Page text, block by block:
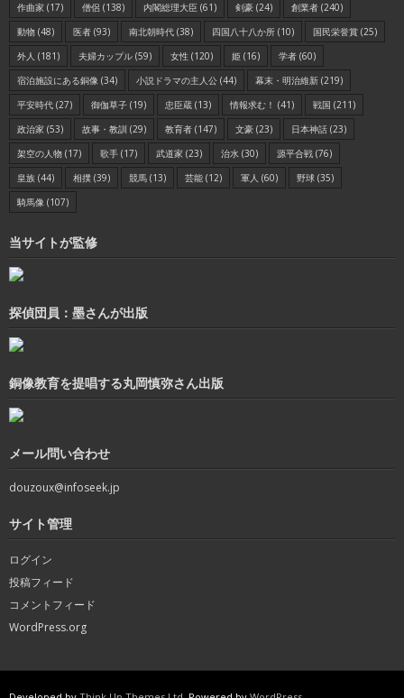
作曲家 (17) 僧侶 (138) 内閣総理大臣 (61) 剣豪 (24) 創業者 (240)
動物 (48) 医者 (93) 南北朝時代 (38) 四国八十八か所 (10) 国民栄誉賞 (25)
外人 (181) 夫婦カップル (59) 女性 (120) 姫 (16) 学者 (60)
宿泊施設にある銅像 (34) 小説ドラマの主人公 (44) 幕末・明治維新 (219)
平安時代 (27) 御伽草子 (19) 忠臣蔵 (13) 情報求む！ (41) 戦国 (211)
政治家 (53) 故事・教訓 (29) 教育者 (147) 文豪 (23) 日本神話 (23)
架空の人物 (17) 歌手 (17) 武道家 (23) 治水 (30) 源平合戦 (76)
皇族 (44) 相撲 (39) 競馬 (13) 芸能 (12) 軍人 (60) 野球 (35)
騎馬像 (107)
当サイトが監修
探偵団員：墨さんが出版
銅像教育を提唱する丸岡慎弥さん出版
メール問い合わせ
douzoux@infoseek.jp
サイト管理
ログイン
投稿フィード
コメントフィード
WordPress.org